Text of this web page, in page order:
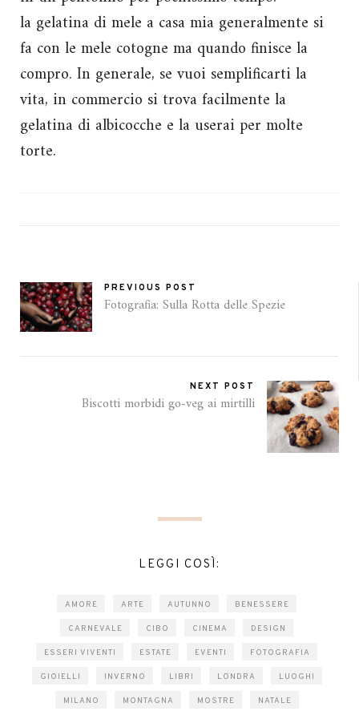
la gelatina di mele a casa mia generalmente si
fa con le mele cotogne ma quando finisce la
compro. In generale, se vuoi semplificarti la
vita, in commercio si trova facilmente la
gelatina di albicocche e la userai per molte
torte.
PREVIOUS POST
Fotografia: Sulla Rotta delle Spezie
NEXT POST
Biscotti morbidi go-veg ai mirtilli
LEGGI COSÌ:
AMORE ARTE AUTUNNO BENESSERE
CARNEVALE CIBO CINEMA DESIGN
ESSERI VIVENTI ESTATE EVENTI FOTOGRAFIA
GIOIELLI INVERNO LIBRI LONDRA LUOGHI
MILANO MONTAGNA MOSTRE NATALE